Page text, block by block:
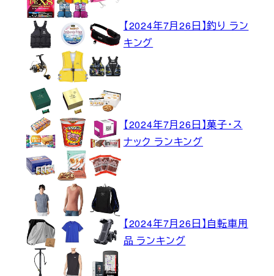
【2024年7月26日】釣り ラン
キング
【2024年7月26日】菓子・ス
ナック ランキング
【2024年7月26日】自転車用
品 ランキング